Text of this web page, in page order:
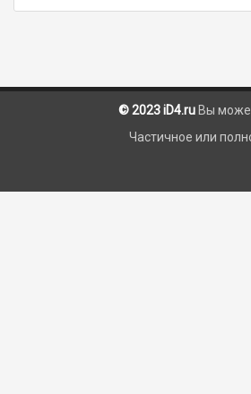
© 2023 iD4.ru Вы
Частичное или